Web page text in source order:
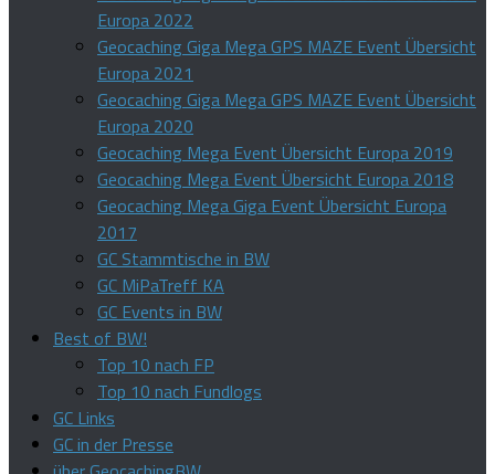
Europa 2022
Geocaching Giga Mega GPS MAZE Event Übersicht
Europa 2021
Geocaching Giga Mega GPS MAZE Event Übersicht
Europa 2020
Geocaching Mega Event Übersicht Europa 2019
Geocaching Mega Event Übersicht Europa 2018
Geocaching Mega Giga Event Übersicht Europa
2017
GC Stammtische in BW
GC MiPaTreff KA
GC Events in BW
Best of BW!
Top 10 nach FP
Top 10 nach Fundlogs
GC Links
GC in der Presse